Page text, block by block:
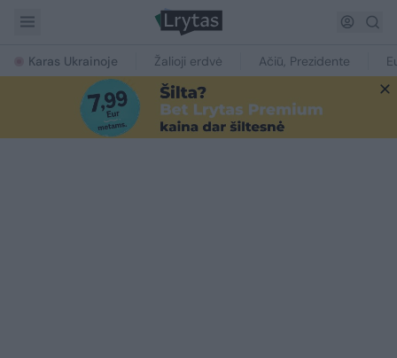
Karas Ukrainoje Žalioji erdvė Ačiū, Prezidente